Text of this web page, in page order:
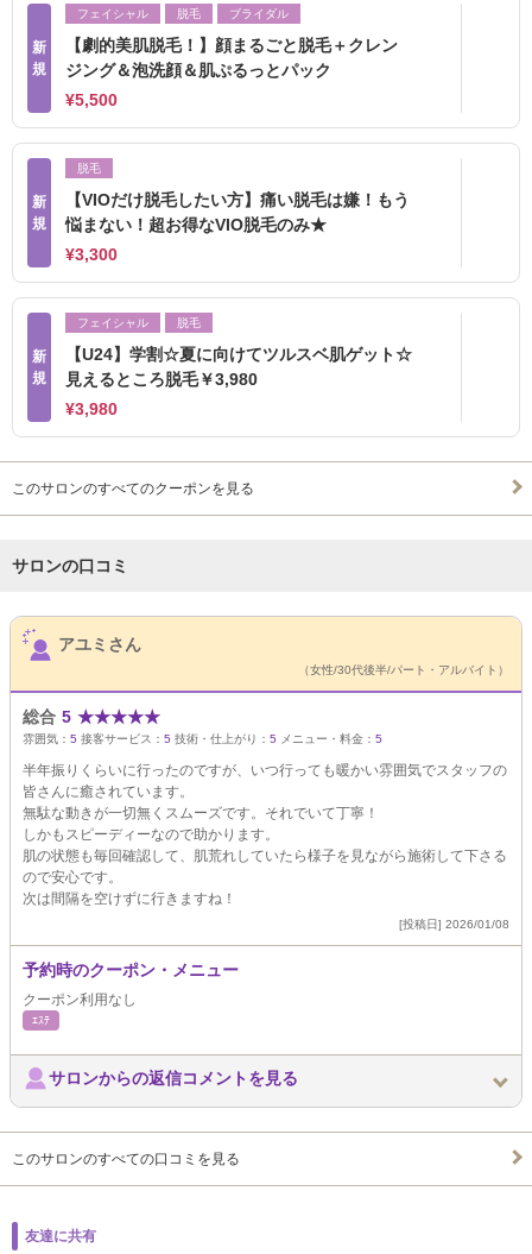
新
規
フェイシャル 脱毛 ブライダル
【劇的美肌脱毛！】顔まるごと脱毛＋クレン
ジング＆泡洗顔＆肌ぷるっとパック
¥5,500
新
規
脱毛
【VIOだけ脱毛したい方】痛い脱毛は嫌！もう
悩まない！超お得なVIO脱毛のみ★
¥3,300
新
規
フェイシャル 脱毛
【U24】学割☆夏に向けてツルスベ肌ゲット☆
見えるところ脱毛￥3,980
¥3,980
このサロンのすべてのクーポンを見る
サロンの口コミ
サロンPick Up
アユミさん
（女性/30代後半/パート・アルバイト）
総合 5 ★★★★★
雰囲気： 5 接客サービス： 5 技術・仕上がり： 5 メニュー・料金： 5
半年振りくらいに行ったのですが、いつ行っても暖かい雰囲気でスタッフの
皆さんに癒されています。
無駄な動きが一切無くスムーズです。それでいて丁寧！
しかもスピーディーなので助かります。
肌の状態も毎回確認して、肌荒れしていたら様子を見ながら施術して下さる
ので安心です。
次は間隔を空けずに行きますね！
[投稿日] 2026/01/08
予約時のクーポン・メニュー
クーポン利用なし
ｴｽﾃ
サロンからの返信コメントを見る
このサロンのすべての口コミを見る
友達に共有